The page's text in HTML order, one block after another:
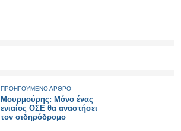
ΠΡΟΗΓΟΥΜΕΝΟ ΑΡΘΡΟ
Μουρμούρης: Μόνο ένας
ενιαίος ΟΣΕ θα αναστήσει
τον σιδηρόδρομο